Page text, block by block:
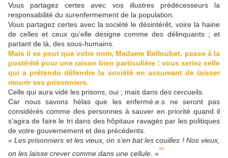
Vous partagez certes avec vos illustres prédécesseurs la
responsabilité du surenfermement de la population.
Vous partagez certes avec la société le désintérêt, voire la haine
de celles et ceux qu’elle désigne comme des délinquants ; et
partant de là, des sous-humains.
Mais il se peut que votre nom, Madame Belloubet, passe à la
postérité pour une raison bien particulière : vous seriez celle
qui a prétendu défendre la société en assumant de laisser
mourirses prisonniers.
Celle qui aura vidé les prisons, oui ; mais dans des cercueils.
Car nous savons hélas que les enfermé.e.s ne seront pas
considérés comme des personnes à sauver en priorité quand il
s’agira de faire le tri dans des hôpitaux ravagés par les politiques
de votre gouvernement et des précédents.
« Les prisonniers et les vieux, on s’en bat les couilles ! Nos vieux,
on les laisse crever comme dans une cellule. »
xv